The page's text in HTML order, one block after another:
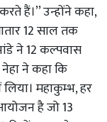
हैं।’’ उन्होंने कहा,
12 साल तक
ने 12 कल्पवास
ने कहा कि
महाकुम्भ, हर
है जो 13